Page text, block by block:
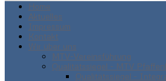
Home
Aktuelles
Impressum
Kontakt
Wir über uns
MTV-Vereinsführung
Qualitätssiegel - MTV
Qualitätssiegel -